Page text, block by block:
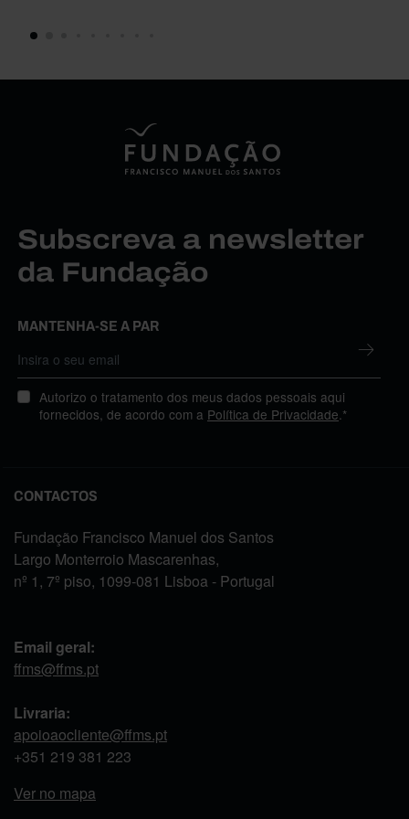
Subscreva a newsletter
da Fundação
MANTENHA-SE A PAR
Autorizo o tratamento dos meus dados pessoais aqui
fornecidos, de acordo com a Política de Privacidade .*
CONTACTOS
Fundação Francisco Manuel dos Santos
Largo Monterroio Mascarenhas,
nº 1, 7º piso, 1099-081 Lisboa - Portugal
Email geral:
ffms@ffms.pt
Livraria:
apoioaocliente@ffms.pt
+351 219 381 223
Ver no mapa